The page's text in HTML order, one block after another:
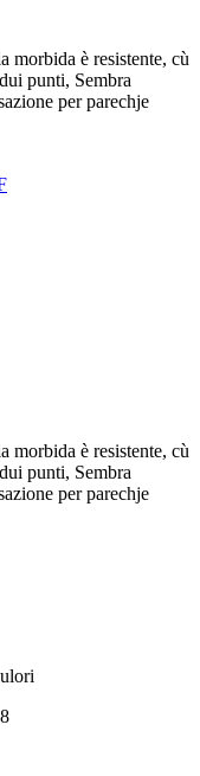
morbida è resistente, cù
punti, Sembra
per parechje
morbida è resistente, cù
punti, Sembra
per parechje